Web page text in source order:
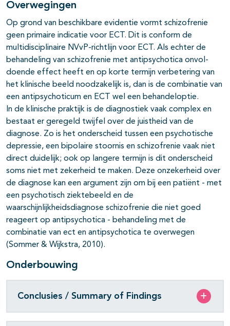
Overwegingen
Op grond van beschikbare evidentie vormt schizofrenie
geen primaire indicatie voor ECT. Dit is conform de
multidisciplinaire NVvP-richtlijn voor ECT. Als echter de
behandeling van schizofrenie met antipsychotica onvol­
doende effect heeft en op korte termijn verbetering van
het klinische beeld noodzakelijk is, dan is de combinatie van
een antipsychoticum en ECT wel een behandeloptie.
In de klinische praktijk is de diagnostiek vaak complex en
bestaat er geregeld twijfel over de juistheid van de
diagnose. Zo is het onderscheid tussen een psychotische
depressie, een bipolaire stoornis en schizofrenie vaak niet
direct duidelijk; ook op langere termijn is dit onderscheid
soms niet met zekerheid te maken. Deze onzekerheid over
de diagnose kan een argument zijn om bij een patiënt - met
een psychotisch ziektebeeld en de
waarschijnlijkheidsdiagnose schizofrenie die niet goed
reageert op antipsychotica - behandeling met de
combinatie van ect en antipsychotica te overwegen
(Sommer & Wijkstra, 2010).
Onderbouwing
Conclusies / Summary of Findings